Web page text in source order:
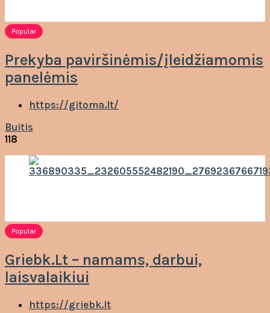
Popular
Prekyba paviršinėmis/įleidžiamomis
panelėmis
https://gitoma.lt/
Buitis
118
Popular
Griebk.Lt – namams, darbui,
laisvalaikiui
https://griebk.lt